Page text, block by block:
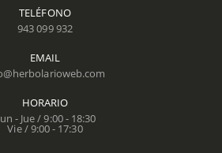
TELÉFONO
943 099 932
EMAIL
HORARIO
- Jue / 9:00 - 18:30
Vie / 9:00 - 17:30